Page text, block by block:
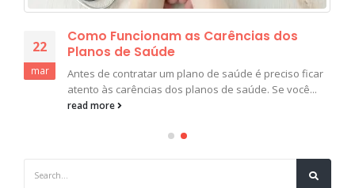
22
mar
Como Funcionam as Carências dos
Planos de Saúde
Antes de contratar um plano de saúde é preciso ficar
atento às carências dos planos de saúde. Se você...
read more